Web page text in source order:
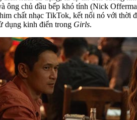
ông chủ đầu bếp khó tính (Nick
chất nhạc TikTok, kết nối nó với
dụng kinh điển trong Girls.